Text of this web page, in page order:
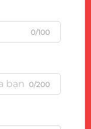
0/100
0/200